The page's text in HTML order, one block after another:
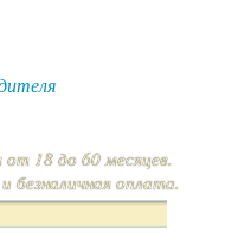
от 18 до 60 месяцев.
безналичнаяоплата.